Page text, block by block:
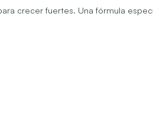
crecer fuertes. Una fórmula